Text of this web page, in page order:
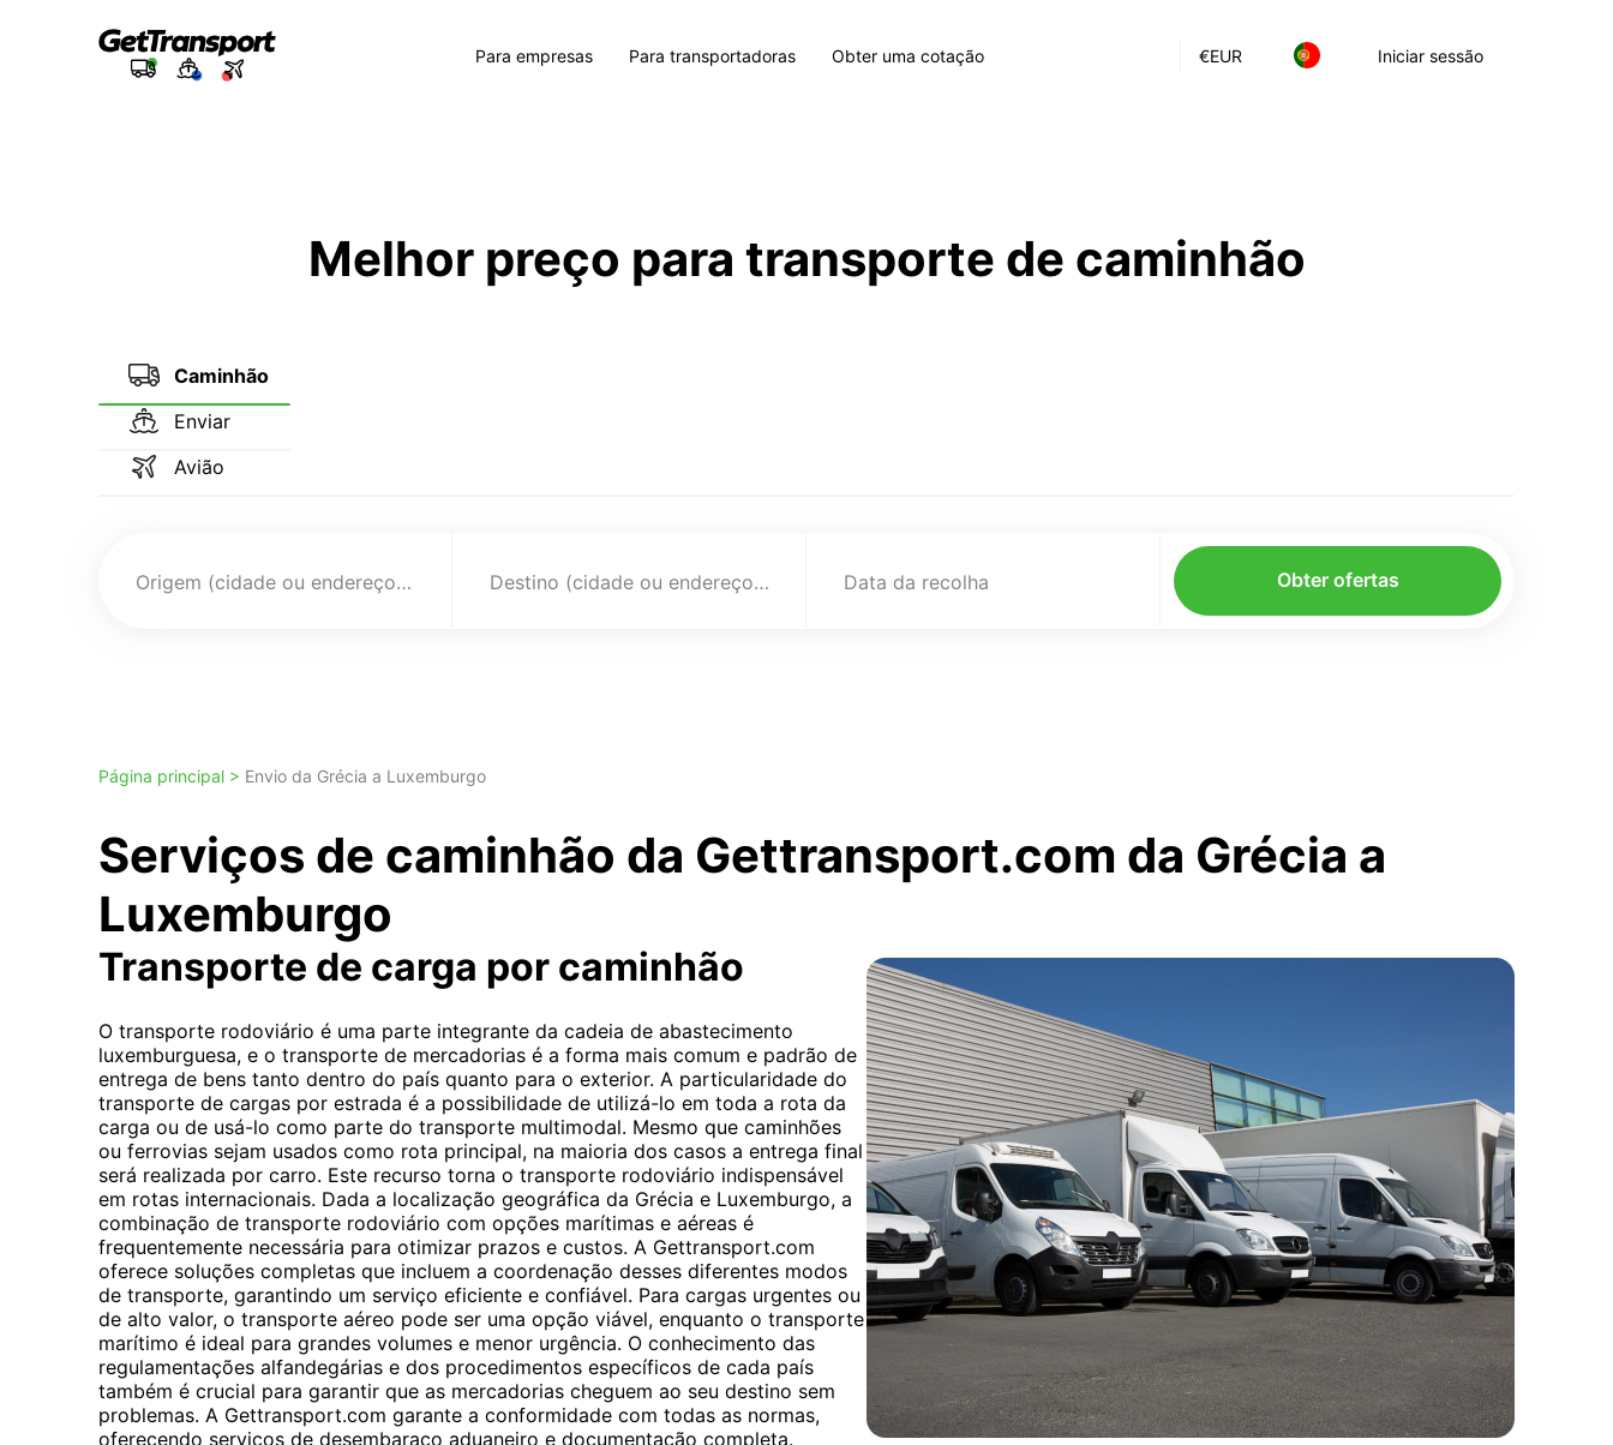
€EUR Iniciar sessão
Para empresas Para transportadoras Obter uma cotação
Melhor preço para transporte de caminhão
Caminhão
Enviar
Avião
Origem (cidade ou endereço) Destino (cidade ou endereço) Data da recolha Obter ofertas
Página principal > Envio da Grécia a Luxemburgo
Serviços de caminhão da Gettransport.com da Grécia a
Luxemburgo
Transporte de carga por caminhão
O transporte rodoviário é uma parte integrante da cadeia de abastecimento
luxemburguesa, e o transporte de mercadorias é a forma mais comum e padrão de
entrega de bens tanto dentro do país quanto para o exterior. A particularidade do
transporte de cargas por estrada é a possibilidade de utilizá-lo em toda a rota da
carga ou de usá-lo como parte do transporte multimodal. Mesmo que caminhões
ou ferrovias sejam usados ​​como rota principal, na maioria dos casos a entrega final
será realizada por carro. Este recurso torna o transporte rodoviário indispensável
em rotas internacionais. Dada a localização geográfica da Grécia e Luxemburgo, a
combinação de transporte rodoviário com opções marítimas e aéreas é
frequentemente necessária para otimizar prazos e custos. A Gettransport.com
oferece soluções completas que incluem a coordenação desses diferentes modos
de transporte, garantindo um serviço eficiente e confiável. Para cargas urgentes ou
de alto valor, o transporte aéreo pode ser uma opção viável, enquanto o transporte
marítimo é ideal para grandes volumes e menor urgência. O conhecimento das
regulamentações alfandegárias e dos procedimentos específicos de cada país
também é crucial para garantir que as mercadorias cheguem ao seu destino sem
problemas. A Gettransport.com garante a conformidade com todas as normas,
oferecendo serviços de desembaraço aduaneiro e documentação completa.